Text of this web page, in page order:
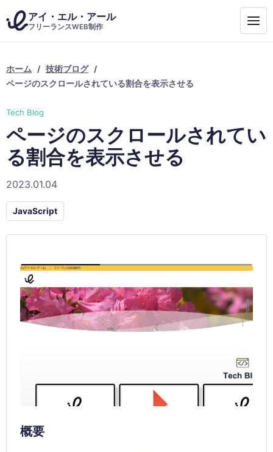
アイ・エル・アール
フリーランスWEB制作
ホーム
技術ブログ
ページのスクロールされている割合を表示させる
Tech Blog
ページのスクロールされてい
る割合を表示させる
2023.01.04
JavaScript
概要